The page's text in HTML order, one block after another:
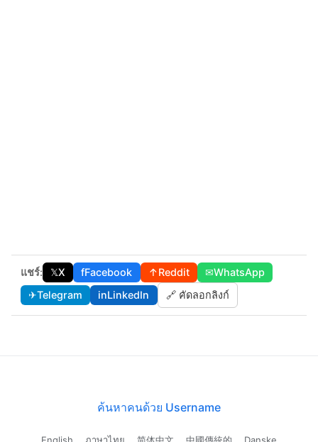
แชร์: 𝕏X fFacebook ↑Reddit ✉WhatsApp
✈Telegram inLinkedIn 🔗 คัดลอกลิงก์
ค้นหาคนด้วย Username
English ภาษาไทย 简体中文 中國傳統的 Danske